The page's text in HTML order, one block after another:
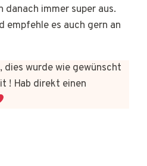
danach immer super aus.
empfehle es auch gern an
dies wurde wie gewünscht
! Hab direkt einen